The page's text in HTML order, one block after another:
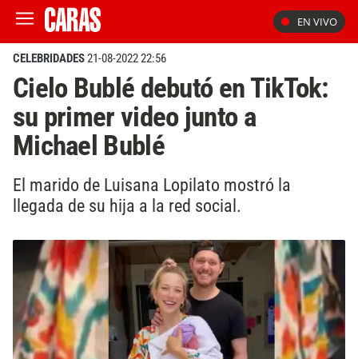
EN VIVO
CELEBRIDADES21-08-2022 22:56
Cielo Bublé debutó en TikTok:
su primer video junto a
Michael Bublé
El marido de Luisana Lopilato mostró la
llegada de su hija a la red social.